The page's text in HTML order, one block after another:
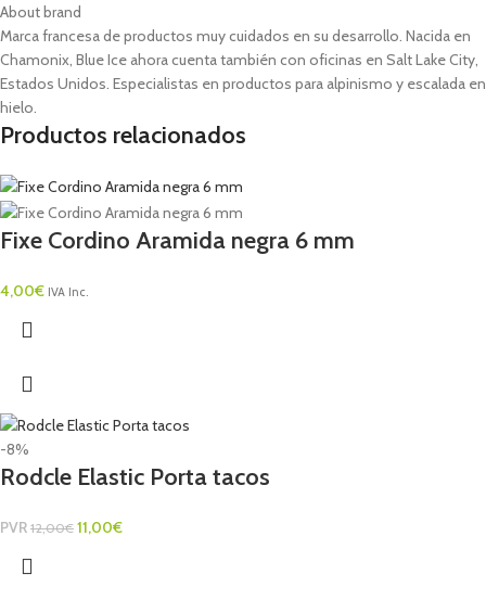
About brand
Marca francesa de productos muy cuidados en su desarrollo. Nacida en
Chamonix, Blue Ice ahora cuenta también con oficinas en Salt Lake City,
Estados Unidos. Especialistas en productos para alpinismo y escalada en
hielo.
Productos relacionados
Fixe Cordino Aramida negra 6 mm
4,00€ IVA Inc.
-8%
Rodcle Elastic Porta tacos
PVR 12,00€ 11,00€